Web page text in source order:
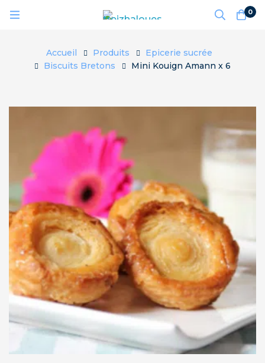
0
Accueil Produits
Epicerie sucrée
Biscuits Bretons
Mini Kouign Amann x 6